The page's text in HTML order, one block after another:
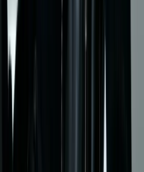
durumlar için uygundur?
canlandırabilirim?
nasıl yardımcı oluyor?
Her Durum İçin Mükemmel Kombin